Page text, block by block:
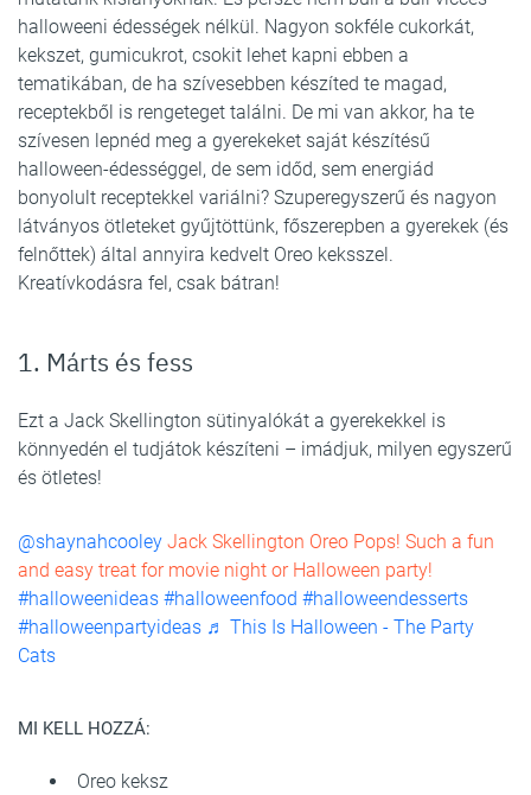
halloweeni édességek nélkül. Nagyon sokféle cukorkát,
kekszet, gumicukrot, csokit lehet kapni ebben a
tematikában, de ha szívesebben készíted te magad,
receptekből is rengeteget találni. De mi van akkor, ha te
szívesen lepnéd meg a gyerekeket saját készítésű
halloween-édességgel, de sem időd, sem energiád
bonyolult receptekkel variálni? Szuperegyszerű és nagyon
látványos ötleteket gyűjtöttünk, főszerepben a gyerekek (és
felnőttek) által annyira kedvelt Oreo keksszel.
Kreatívkodásra fel, csak bátran!
1. Márts és fess
Ezt a Jack Skellington sütinyalókát a gyerekekkel is
könnyedén el tudjátok készíteni – imádjuk, milyen egyszerű
és ötletes!
@shaynahcooley Jack Skellington Oreo Pops! Such a fun
and easy treat for movie night or Halloween party!
#halloweenideas #halloweenfood #halloweendesserts
#halloweenpartyideas ♬ This Is Halloween - The Party
Cats
MI KELL HOZZÁ:
Oreo keksz